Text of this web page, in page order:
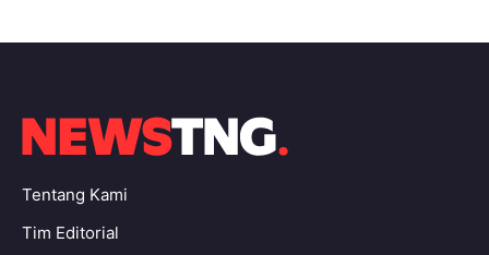
Tentang Kami
Tim Editorial